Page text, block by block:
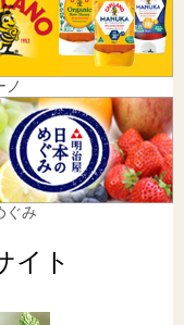
ノ
ぐみ
イト